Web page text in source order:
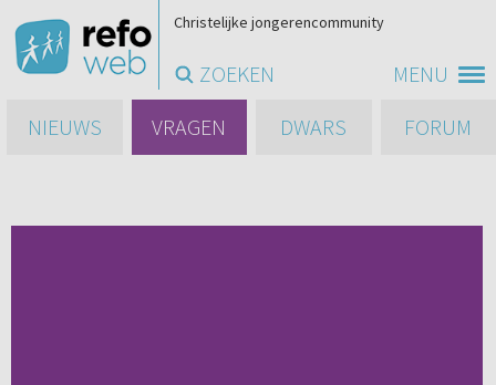
MENU
Christelijke jongerencommunity
ZOEKEN
NIEUWS
VRAGEN DWARS FORUM